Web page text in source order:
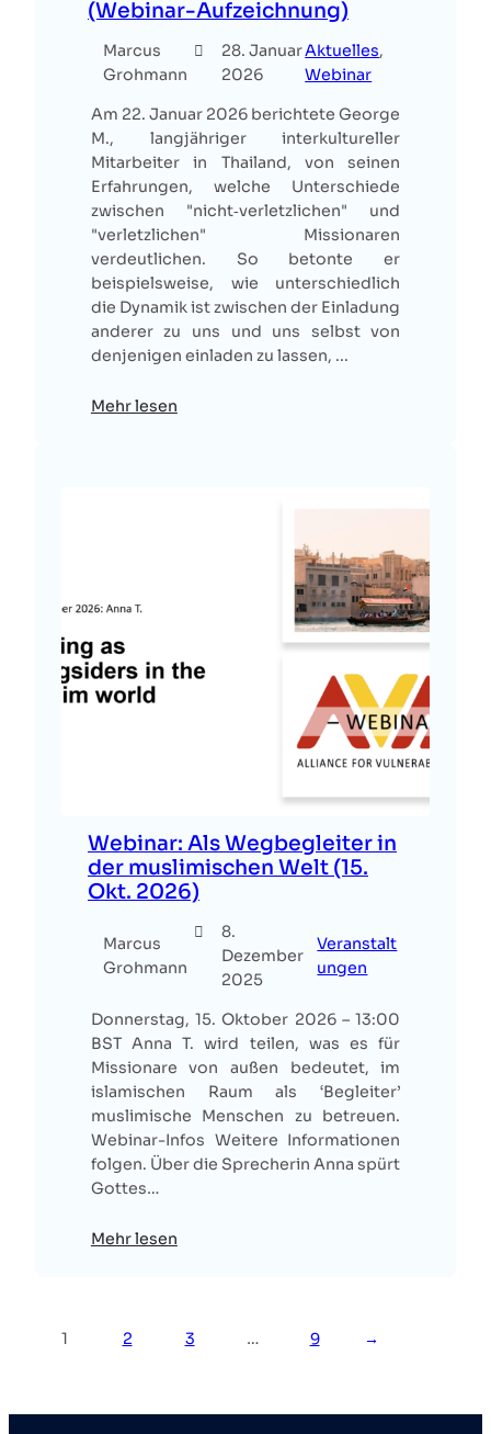
(Webinar-Aufzeichnung)
Marcus
Grohmann
28. Januar
2026
Aktuelles
Webinar
Am 22. Januar 2026 berichtete George
M., langjähriger interkultureller
Mitarbeiter in Thailand, von seinen
Erfahrungen, welche Unterschiede
zwischen "nicht‑verletzlichen" und
"verletzlichen" Missionaren
verdeutlichen. So betonte er
beispielsweise, wie unterschiedlich
die Dynamik ist zwischen der Einladung
anderer zu uns und uns selbst von
denjenigen einladen zu lassen, ...
Mehr lesen
Webinar: Als Wegbegleiter in
der muslimischen Welt (15.
Okt. 2026)
Marcus
Grohmann
8.
Dezember
2025
Veranstalt
ungen
Donnerstag, 15. Oktober 2026 – 13:00
BST Anna T. wird teilen, was es für
Missionare von außen bedeutet, im
islamischen Raum als ‘Begleiter’
muslimische Menschen zu betreuen.
Webinar-Infos Weitere Informationen
folgen. Über die Sprecherin Anna spürt
Gottes…
Mehr lesen
1 2 3 … 9 →